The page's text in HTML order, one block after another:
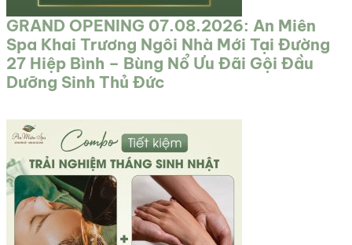
GRAND OPENING 07.08.2026: An Miên
Spa Khai Trương Ngôi Nhà Mới Tại Đường
27 Hiệp Bình – Bùng Nổ Ưu Đãi Gội Đầu
Dưỡng Sinh Thủ Đức